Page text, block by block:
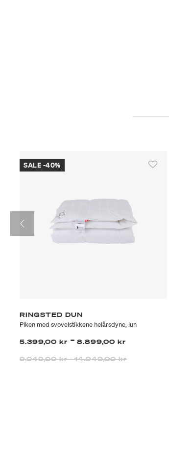
SALE -40%
RINGSTED DUN
Piken med svovelstikkene helårsdyne, lun
5.399,00 kr - 8.899,00 kr
9.049,00 kr-14.949,00 kr